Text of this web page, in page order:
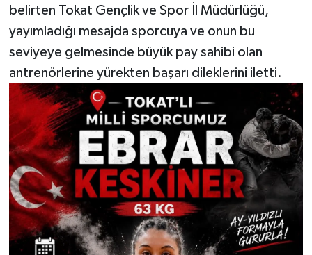
belirten Tokat Gençlik ve Spor İl Müdürlüğü,
yayımladığı mesajda sporcuya ve onun bu
seviyeye gelmesinde büyük pay sahibi olan
antrenörlerine yürekten başarı dileklerini iletti.